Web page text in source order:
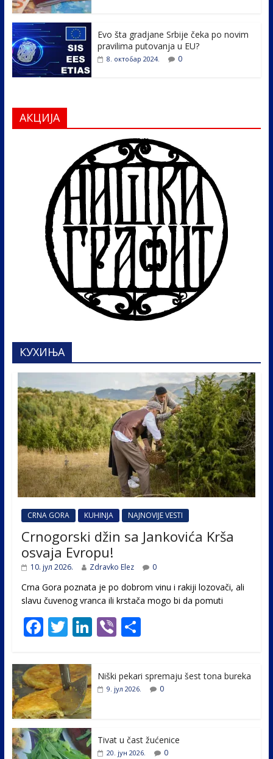
Evo šta gradjane Srbije čeka po novim
pravilima putovanja u EU?
8. октобар 2024. 0
АКЦИЈА
КУХИЊА
CRNA GORA KUHINJA NAJNOVIJE VESTI
Crnogorski džin sa Jankovića Krša
osvaja Evropu!
10. јул 2026. Zdravko Elez 0
Crna Gora poznata je po dobrom vinu i rakiji lozovači, ali
slavu čuvenog vranca ili krstača mogo bi da pomuti
F
e
b
o
o
k
T
itt
er
Li
e
Vi
er
S
e
Niški pekari spremaju šest tona bureka
9. јул 2026. 0
Tivat u čast žućenice
20. јун 2026. 0